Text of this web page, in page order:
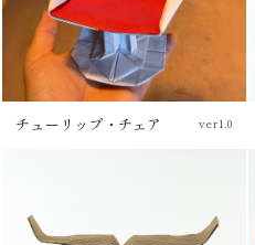
チューリップ・チェア ver1.0